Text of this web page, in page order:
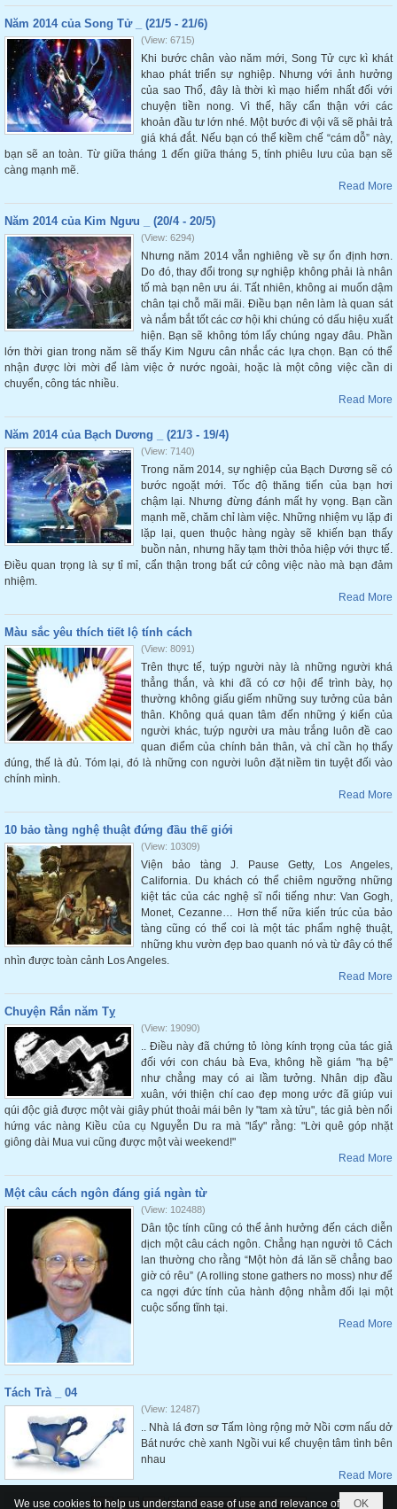
Năm 2014 của Song Tử _ (21/5 - 21/6)
(View: 6715)
Khi bước chân vào năm mới, Song Tử cực kì khát
khao phát triển sự nghiệp. Nhưng với ảnh hưởng
của sao Thổ, đây là thời kì mạo hiểm nhất đối với
chuyện tiền nong. Vì thế, hãy cẩn thận với các
khoản đầu tư lớn nhé. Một bước đi vội vã sẽ phải trả
giá khá đắt. Nếu bạn có thể kiềm chế “cám dỗ” này,
bạn sẽ an toàn. Từ giữa tháng 1 đến giữa tháng 5, tính phiêu lưu của bạn sẽ
càng mạnh mẽ.
Read More
Năm 2014 của Kim Ngưu _ (20/4 - 20/5)
(View: 6294)
Nhưng năm 2014 vẫn nghiêng về sự ổn định hơn.
Do đó, thay đổi trong sự nghiệp không phải là nhân
tố mà bạn nên ưu ái. Tất nhiên, không ai muốn dậm
chân tại chỗ mãi mãi. Điều bạn nên làm là quan sát
và nắm bắt tốt các cơ hội khi chúng có dấu hiệu xuất
hiện. Bạn sẽ không tóm lấy chúng ngay đâu. Phần
lớn thời gian trong năm sẽ thấy Kim Ngưu cân nhắc các lựa chọn. Bạn có thể
nhận được lời mời để làm việc ở nước ngoài, hoặc là một công việc cần di
chuyển, công tác nhiều.
Read More
Năm 2014 của Bạch Dương _ (21/3 - 19/4)
(View: 7140)
Trong năm 2014, sự nghiệp của Bạch Dương sẽ có
bước ngoặt mới. Tốc độ thăng tiến của bạn hơi
chậm lại. Nhưng đừng đánh mất hy vọng. Bạn cần
mạnh mẽ, chăm chỉ làm việc. Những nhiệm vụ lặp đi
lặp lại, quen thuộc hàng ngày sẽ khiến bạn thấy
buồn nản, nhưng hãy tạm thời thỏa hiệp với thực tế.
Điều quan trọng là sự tỉ mỉ, cẩn thận trong bất cứ công việc nào mà bạn đảm
nhiệm.
Read More
Màu sắc yêu thích tiết lộ tính cách
(View: 8091)
Trên thực tế, tuýp người này là những người khá
thẳng thắn, và khi đã có cơ hội để trình bày, họ
thường không giấu giếm những suy tưởng của bản
thân. Không quá quan tâm đến những ý kiến của
người khác, tuýp người ưa màu trắng luôn đề cao
quan điểm của chính bản thân, và chỉ cần họ thấy
đúng, thế là đủ. Tóm lại, đó là những con người luôn đặt niềm tin tuyệt đối vào
chính mình.
Read More
10 bảo tàng nghệ thuật đứng đầu thế giới
(View: 10309)
Viện bảo tàng J. Pause Getty, Los Angeles,
California. Du khách có thể chiêm ngưỡng những
kiệt tác của các nghệ sĩ nổi tiếng như: Van Gogh,
Monet, Cezanne… Hơn thế nữa kiến trúc của bảo
tàng cũng có thể coi là một tác phẩm nghệ thuật,
những khu vườn đẹp bao quanh nó và từ đây có thể
nhìn được toàn cảnh Los Angeles.
Read More
Chuyện Rắn năm Tỵ
(View: 19090)
.. Điều này đã chứng tỏ lòng kính trọng của tác giả
đối với con cháu bà Eva, không hề giám "hạ bệ"
như chẳng may có ai lầm tưởng. Nhân dịp đầu
xuân, với thiện chí cao đẹp mong ước đã giúp vui
qúi độc giả được một vài giây phút thoải mái bên ly "tam xà tửu", tác giả bèn nổi
hứng vác nàng Kiều của cụ Nguyễn Du ra mà "lẩy" rằng: "Lời quê góp nhặt
giông dài Mua vui cũng được một vài weekend!"
Read More
Một câu cách ngôn đáng giá ngàn từ
(View: 102488)
Dân tộc tính cũng có thể ảnh hưởng đến cách diễn
dịch một câu cách ngôn. Chẳng hạn người tô Cách
lan thường cho rằng “Một hòn đá lăn sẽ chẳng bao
giờ có rêu” (A rolling stone gathers no moss) như để
ca ngợi đức tính của hành động nhằm đối lại một
cuộc sống tĩnh tại.
Read More
Tách Trà _ 04
(View: 12487)
.. Nhà lá đơn sơ Tấm lòng rộng mở Nồi cơm nấu dở
Bát nước chè xanh Ngồi vui kể chuyện tâm tình bên
nhau
Read More
OK
We use cookies to help us understand ease of use and relevance of